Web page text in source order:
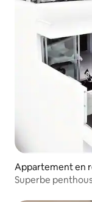
Appartement en
n
Superbe